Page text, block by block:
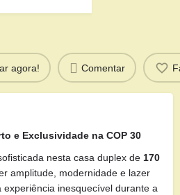
agora! Comentar
e Exclusividade na COP 30
nesta casa duplex de 170
amplitude, modernidade e lazer
inesquecível durante a